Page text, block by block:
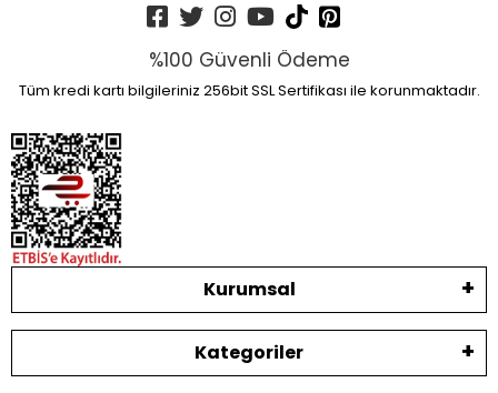
%100 Güvenli Ödeme
Tüm kredi kartı bilgileriniz 256bit SSL Sertifikası ile korunmaktadır.
Kurumsal
Kategoriler